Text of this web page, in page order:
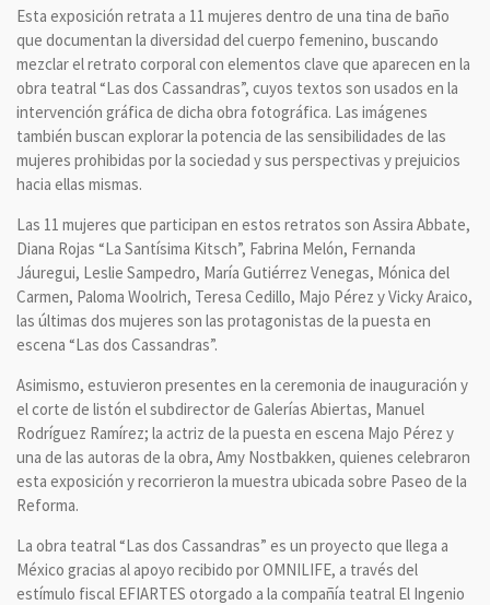
Esta exposición retrata a 11 mujeres dentro de una tina de baño
que documentan la diversidad del cuerpo femenino, buscando
mezclar el retrato corporal con elementos clave que aparecen en la
obra teatral “Las dos Cassandras”, cuyos textos son usados en la
intervención gráfica de dicha obra fotográfica. Las imágenes
también buscan explorar la potencia de las sensibilidades de las
mujeres prohibidas por la sociedad y sus perspectivas y prejuicios
hacia ellas mismas.
Las 11 mujeres que participan en estos retratos son Assira Abbate,
Diana Rojas “La Santísima Kitsch”, Fabrina Melón, Fernanda
Jáuregui, Leslie Sampedro, María Gutiérrez Venegas, Mónica del
Carmen, Paloma Woolrich, Teresa Cedillo, Majo Pérez y Vicky Araico,
las últimas dos mujeres son las protagonistas de la puesta en
escena “Las dos Cassandras”.
Asimismo, estuvieron presentes en la ceremonia de inauguración y
el corte de listón el subdirector de Galerías Abiertas, Manuel
Rodríguez Ramírez; la actriz de la puesta en escena Majo Pérez y
una de las autoras de la obra, Amy Nostbakken, quienes celebraron
esta exposición y recorrieron la muestra ubicada sobre Paseo de la
Reforma.
La obra teatral “Las dos Cassandras” es un proyecto que llega a
México gracias al apoyo recibido por OMNILIFE, a través del
estímulo fiscal EFIARTES otorgado a la compañía teatral El Ingenio